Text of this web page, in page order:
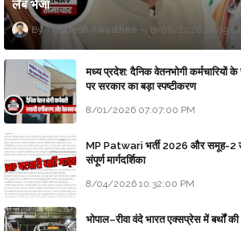
लैब भेजा
Updesh Awasthee 8/06/2026 10:09:00
मध्य प्रदेश: दैनिक वेतनभोगी कर्मचारियों
पर सरकार का बड़ा स्पष्टीकरण
8/01/2026 07:07:00 PM
MP Patwari भर्ती 2026 और समूह-2
संपूर्ण मार्गदर्शिका
8/04/2026 10:32:00 PM
भोपाल–रीवा वंदे भारत एक्सप्रेस में बर्थों